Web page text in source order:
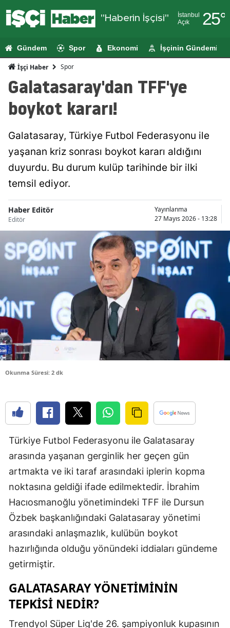
"Haberin İşçisi"
İstanbul
Açık
25°
Adıyaman
Ankara
Antalya
Aydın
Balıkesir
Bilecik
Bingöl
Bolu
Çorum
Diyarbakır
Edirne
Erzincan
Gümüşhane
Gündem Spor Ekonomi İşçinin Gündemi
İşçi Haber Spor
Galatasaray'dan TFF'ye
boykot kararı!
Galatasaray, Türkiye Futbol Federasyonu ile
yaşanan kriz sonrası boykot kararı aldığını
duyurdu. Bu durum kulüp tarihinde bir ilki
temsil ediyor.
Haber Editör
Editör
Yayınlanma
27 Mayıs 2026 - 13:28
Okunma Süresi: 2 dk
Türkiye Futbol Federasyonu ile Galatasaray
arasında yaşanan gerginlik her geçen gün
artmakta ve iki taraf arasındaki iplerin kopma
noktasına geldiği ifade edilmektedir. İbrahim
Hacıosmanoğlu yönetimindeki TFF ile Dursun
Özbek başkanlığındaki Galatasaray yönetimi
arasındaki anlaşmazlık, kulübün boykot
hazırlığında olduğu yönündeki iddiaları gündeme
getirmiştir.
GALATASARAY YÖNETIMININ
TEPKISI NEDIR?
Trendyol Süper Lig'de 26. şampiyonluk kupasının